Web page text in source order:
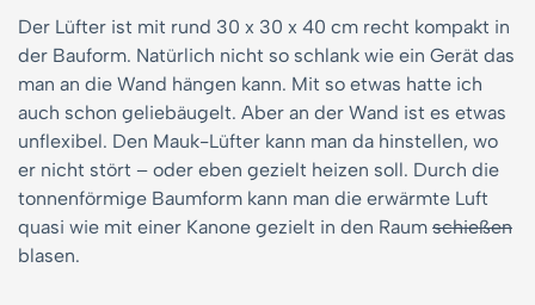
Der Lüfter ist mit rund 30 x 30 x 40 cm recht kompakt in
der Bauform. Natürlich nicht so schlank wie ein Gerät das
man an die Wand hängen kann. Mit so etwas hatte ich
auch schon geliebäugelt. Aber an der Wand ist es etwas
unflexibel. Den Mauk-Lüfter kann man da hinstellen, wo
er nicht stört – oder eben gezielt heizen soll. Durch die
tonnenförmige Baumform kann man die erwärmte Luft
quasi wie mit einer Kanone gezielt in den Raum schießen
blasen.